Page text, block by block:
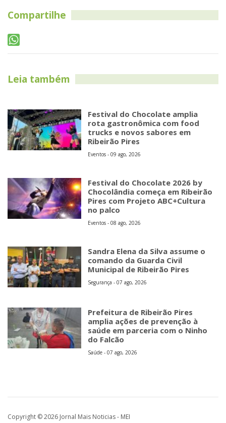
Compartilhe
Leia também
Festival do Chocolate amplia
rota gastronômica com food
trucks e novos sabores em
Ribeirão Pires
Eventos - 09 ago, 2026
Festival do Chocolate 2026 by
Chocolândia começa em Ribeirão
Pires com Projeto ABC+Cultura
no palco
Eventos - 08 ago, 2026
Sandra Elena da Silva assume o
comando da Guarda Civil
Municipal de Ribeirão Pires
Segurança - 07 ago, 2026
Prefeitura de Ribeirão Pires
amplia ações de prevenção à
saúde em parceria com o Ninho
do Falcão
Saúde - 07 ago, 2026
Copyright © 2026 Jornal Mais Noticias - MEI